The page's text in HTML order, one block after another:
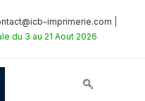
imprimerie.com
du 3 au 21 Aout 2026